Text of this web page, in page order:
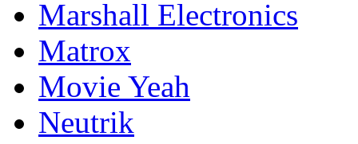
Marshall Electronics
Matrox
Movie Yeah
Neutrik